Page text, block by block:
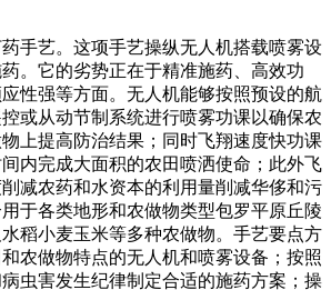
艺。这项手艺操纵无人机搭载喷雾设
。它的劣势正在于精准施药、高效功
性强等方面。无人机能够按照预设的航
或从动节制系统进行喷雾功课以确保农
上提高防治结果；同时飞翔速度快功课
内完成大面积的农田喷洒使命；此外飞
减农药和水资本的利用量削减华侈和污
于各类地形和农做物类型包罗平原丘陵
稻小麦玉米等多种农做物。手艺要点方
农做物特点的无人机和喷雾设备；按照
虫害发生纪律制定合适的施药方案；操